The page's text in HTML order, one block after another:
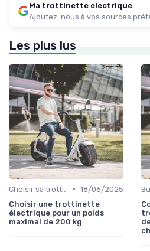
Ma trottinette electrique
Ajoutez-nous à vos sources
Les plus lus
• 18/06/2025
Choisir une trottinette
électrique pour un poids
maximal de 200 kg